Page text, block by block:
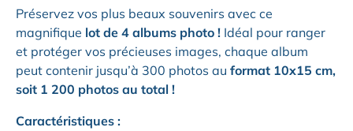
Préservez vos plus beaux souvenirs avec ce
magnifique lot de 4 albums photo ! Idéal pour ranger
et protéger vos précieuses images, chaque album
peut contenir jusqu’à 300 photos au format 10x15 cm,
soit 1 200 photos au total !
Caractéristiques :